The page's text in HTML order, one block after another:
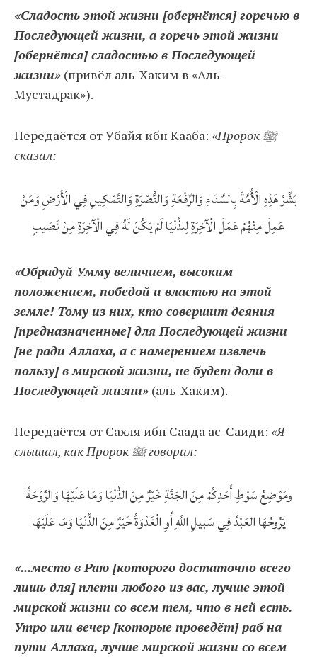
«Сладость этой жизни [обернётся] горечью в
Последующей жизни, а горечь этой жизни
[обернётся] сладостью в Последующей
жизни» (привёл аль-Хаким в «Аль-
Мустадрак»).
Передаётся от Убайя ибн Кааба: «Пророк ﷺ
сказал:
بَشِّرْ هَذِهِ الْأُمَّةَ بِالسَّنَاءِ وَالرِّفْعَةِ وَالنُّصْرَةِ وَالتَّمْكِينِ فِي الْأَرْضِ وَمَنْ
عَمِلَ مِنْهُمْ عَمَلَ الْآخِرَةِ لِلدُّنْيَا لَمْ يَكُنْ لَهُ فِي الْآخِرَةِ مِنْ نَصَيبٍ
«Обрадуй Умму величием, высоким
положением, победой и властью на этой
земле! Тому из них, кто совершит деяния
[предназначенные] для Последующей жизни
[не ради Аллаха, а с намерением извлечь
пользу] в мирской жизни, не будет доли в
Последующей жизни» (аль-Хаким).
Передаётся от Сахля ибн Саада ас-Саиди: «Я
слышал, как Пророк ﷺ говорил:
ومَوْضِعُ سَوْطِ أَحَدِكُمْ مِنَ الجَنَّةِ خَيْرٌ مِنَ الدُّنْيَا وَمَا عَلَيْهَا وَالرَّوْحَةُ
يَرُوحُهَا العَبْدُ فِي سَبيلِ اللَّهِ أَوِ الْغَدْوَةُ خَيْرٌ مِنَ الدُّنْيَا وَمَا عَلَيْهَا
«...место в Раю [которого достаточно всего
лишь для] плети любого из вас, лучше этой
мирской жизни со всем тем, что в ней есть.
Утро или вечер [которые проведёт] раб на
пути Аллаха, лучше мирской жизни со всем